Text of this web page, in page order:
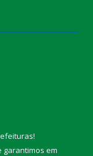
!
garantimos em